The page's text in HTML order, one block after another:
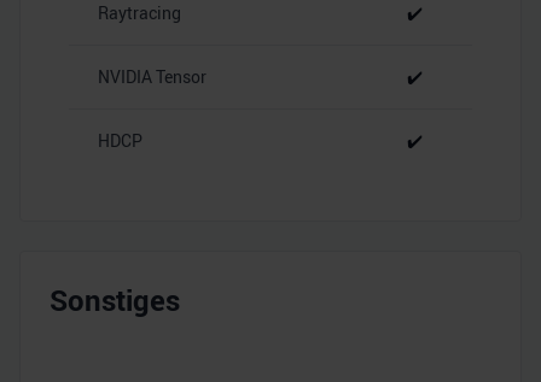
Raytracing ✔️
NVIDIA Tensor ✔️
HDCP ✔️
Sonstiges